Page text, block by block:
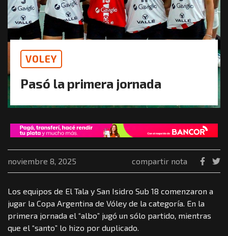
VOLEY
Pasó la primera jornada
noviembre 8, 2025 compartir nota
Los equipos de El Tala y San Isidro Sub 18 comenzaron a
jugar la Copa Argentina de Vóley de la categoría. En la
primera jornada el “albo” jugó un sólo partido, mientras
que el “santo” lo hizo por duplicado.